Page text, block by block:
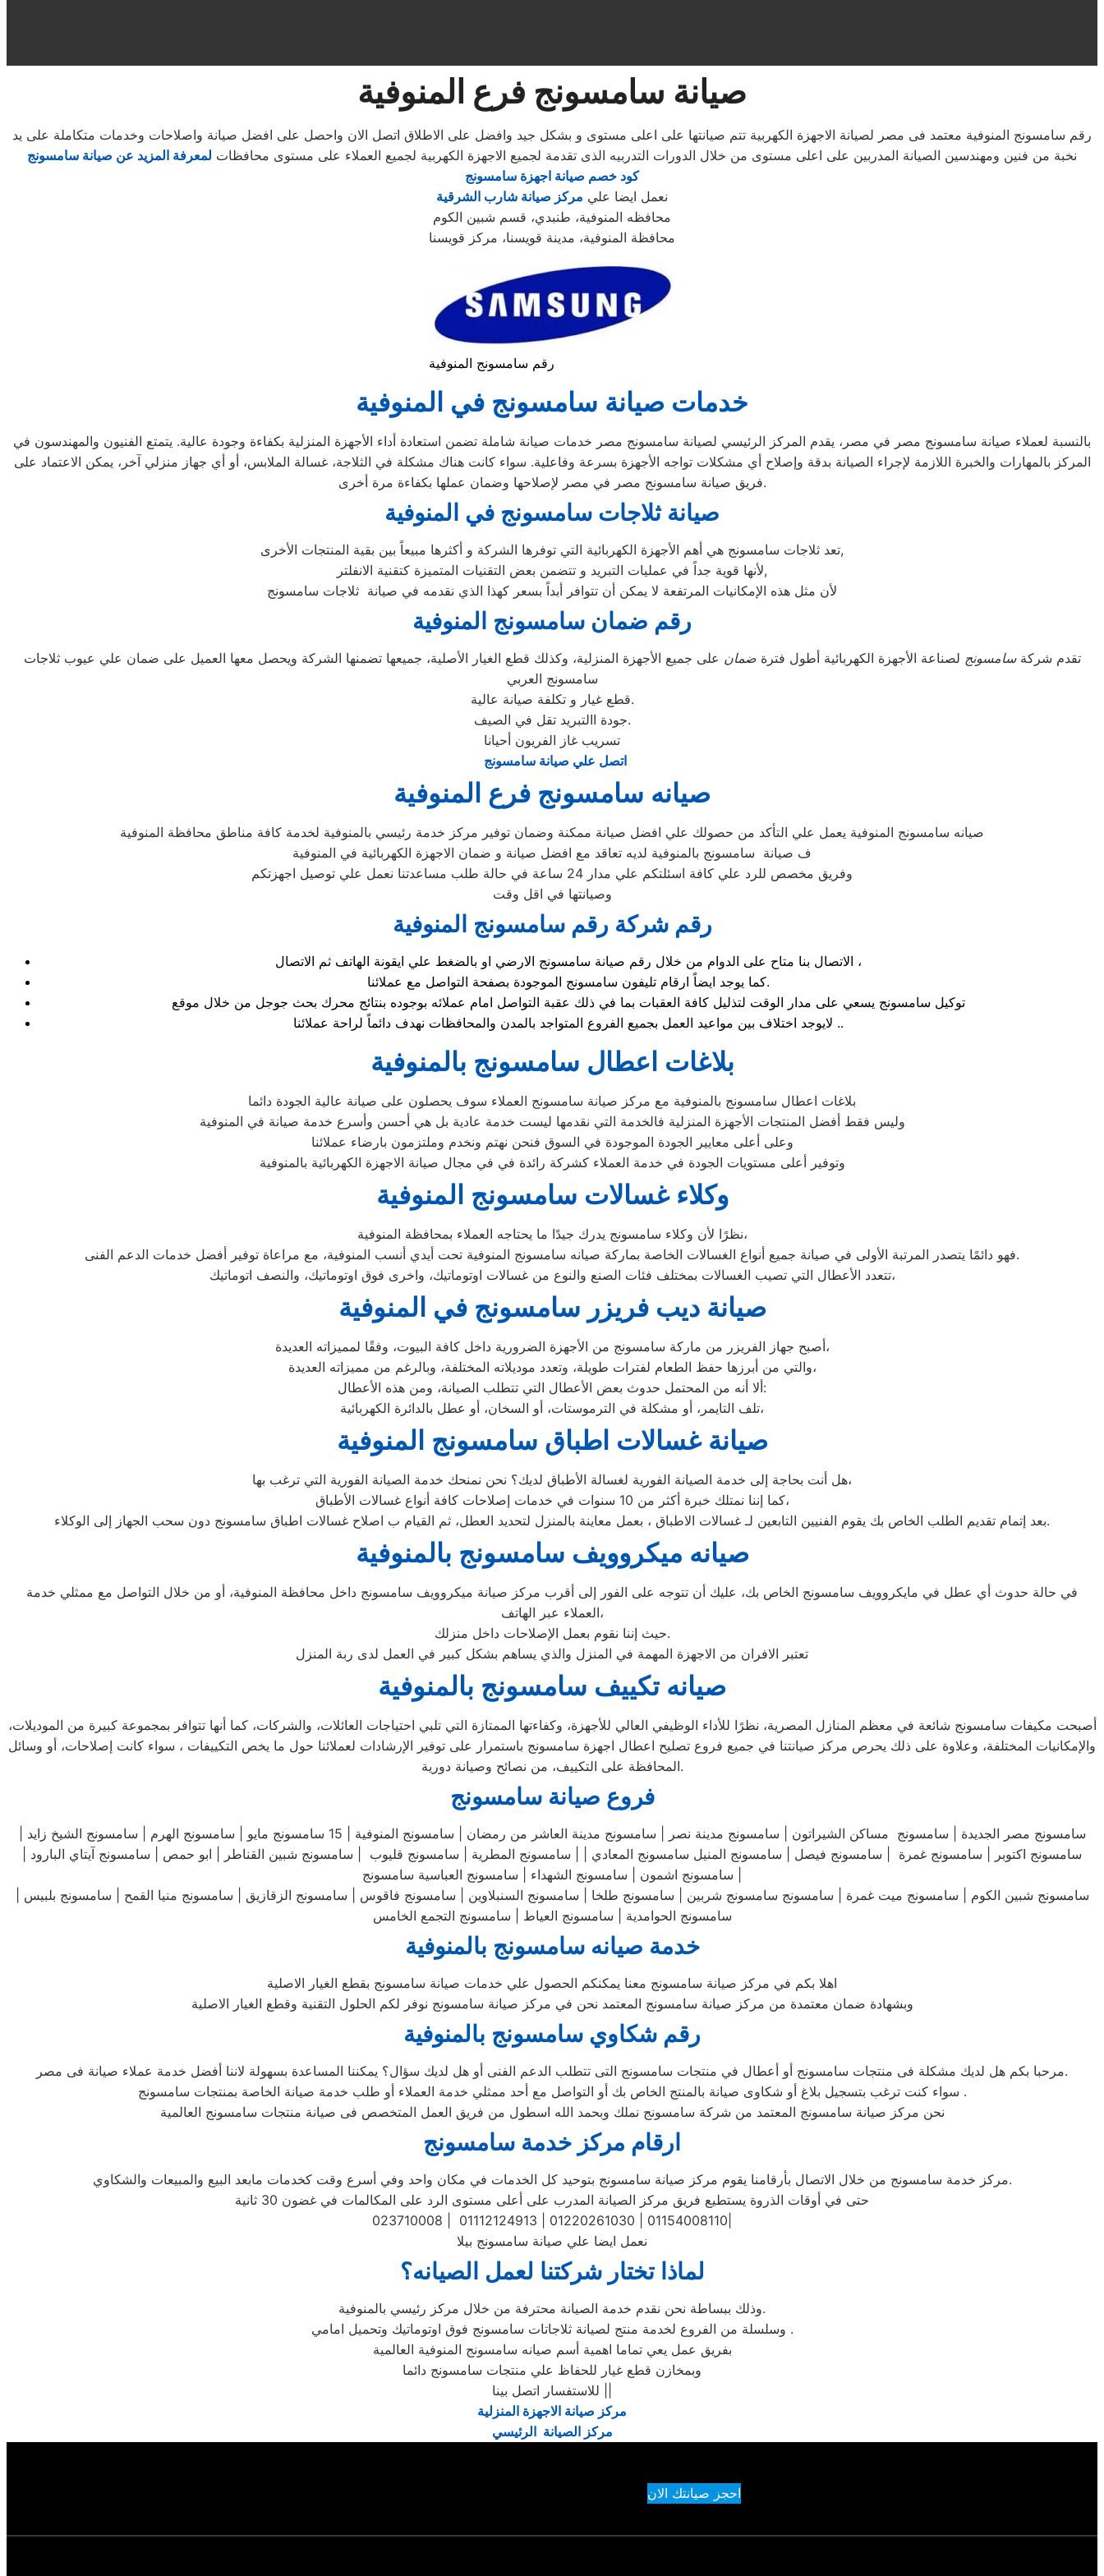
صيانة سامسونج فرع المنوفية
رقم سامسونج المنوفية معتمد فى مصر لصيانة الاجهزة الكهربية تتم صيانتها على اعلى مستوى و بشكل جيد وافضل على الاطلاق اتصل الان واحصل على افضل صيانة واصلاحات وخدمات متكاملة على يد
نخبة من فنين ومهندسين الصيانة المدربين على اعلى مستوى من خلال الدورات التدربيه الذى تقدمة لجميع الاجهزة الكهربية لجميع العملاء على مستوى محافظات لمعرفة المزيد عن صيانة سامسونج
كود خصم صيانة اجهزة سامسونج
نعمل ايضا علي مركز صيانة شارب الشرقية
محافظه المنوفية، طنبدي، قسم شبين الكوم
محافظة المنوفية، مدينة قويسنا، مركز قويسنا
رقم سامسونج المنوفية
خدمات صيانة سامسونج في المنوفية
بالنسبة لعملاء صيانة سامسونج مصر في مصر، يقدم المركز الرئيسي لصيانة سامسونج مصر خدمات صيانة شاملة تضمن استعادة أداء الأجهزة المنزلية بكفاءة وجودة عالية. يتمتع الفنيون والمهندسون في
المركز بالمهارات والخبرة اللازمة لإجراء الصيانة بدقة وإصلاح أي مشكلات تواجه الأجهزة بسرعة وفاعلية. سواء كانت هناك مشكلة في الثلاجة، غسالة الملابس، أو أي جهاز منزلي آخر، يمكن الاعتماد على
فريق صيانة سامسونج مصر في مصر لإصلاحها وضمان عملها بكفاءة مرة أخرى.
صيانة ثلاجات سامسونج في المنوفية
تعد ثلاجات سامسونج هي أهم الأجهزة الكهربائية التي توفرها الشركة و أكثرها مبيعاً بين بقية المنتجات الأخرى,
لأنها قوية جداً في عمليات التبريد و تتضمن بعض التقنيات المتميزة كتقنية الانفلتر,
لأن مثل هذه الإمكانيات المرتفعة لا يمكن أن تتوافر أبداً بسعر كهذا الذي نقدمه في صيانة ثلاجات سامسونج
رقم ضمان سامسونج المنوفية
تقدم شركةسامسونج لصناعة الأجهزة الكهربائية أطول فترةضمان على جميع الأجهزة المنزلية، وكذلك قطع الغيار الأصلية، جميعها تضمنها الشركة ويحصل معها العميل على ضمان علي عيوب ثلاجات
سامسونج العربي
قطع غيار و تكلفة صيانة عالية.
جودة االتبريد تقل في الصيف.
تسريب غاز الفريون أحيانا
اتصل علي صيانة سامسونج
صيانه سامسونج فرع المنوفية
صيانه سامسونج المنوفية يعمل علي التأكد من حصولك علي افضل صيانة ممكنة وضمان توفير مركز خدمة رئيسي بالمنوفية لخدمة كافة مناطق محافظة المنوفية
ف صيانة سامسونج بالمنوفية لديه تعاقد مع افضل صيانة و ضمان الاجهزة الكهربائية في المنوفية
وفريق مخصص للرد علي كافة اسئلتكم علي مدار 24 ساعة في حالة طلب مساعدتنا نعمل علي توصيل اجهزتكم
وصيانتها في اقل وقت
رقم شركة رقم سامسونج المنوفية
الاتصال بنا متاح على الدوام من خلال رقم صيانة سامسونج الارضي او بالضغط علي ايقونة الهاتف ثم الاتصال ،
كما يوجد ايضاً ارقام تليفون سامسونج الموجودة بصفحة التواصل مع عملائنا.
توكيل سامسونج يسعي على مدار الوقت لتذليل كافة العقبات بما في ذلك عقبة التواصل امام عملائه بوجوده بنتائج محرك بحث جوجل من خلال موقع
لايوجد اختلاف بين مواعيد العمل بجميع الفروع المتواجد بالمدن والمحافظات نهدف دائماً لراحة عملائنا ..
بلاغات اعطال سامسونج بالمنوفية
بلاغات اعطال سامسونج بالمنوفية مع مركز صيانة سامسونج العملاء سوف يحصلون على صيانة عالية الجودة دائما
وليس فقط أفضل المنتجات الأجهزة المنزلية فالخدمة التي نقدمها ليست خدمة عادية بل هي أحسن وأسرع خدمة صيانة في المنوفية
وعلى أعلى معايير الجودة الموجودة في السوق فنحن نهتم ونخدم وملتزمون بارضاء عملائنا
وتوفير أعلى مستويات الجودة في خدمة العملاء كشركة رائدة في في مجال صيانة الاجهزة الكهربائية بالمنوفية
وكلاء غسالات سامسونج المنوفية
نظرًا لأن وكلاء سامسونج يدرك جيدًا ما يحتاجه العملاء بمحافظة المنوفية،
فهو دائمًا يتصدر المرتبة الأولى في صيانة جميع أنواع الغسالات الخاصة بماركة صيانه سامسونج المنوفية تحت أيدي أنسب المنوفية، مع مراعاة توفير أفضل خدمات الدعم الفنى.
تتعدد الأعطال التي تصيب الغسالات بمختلف فئات الصنع والنوع من غسالات اوتوماتيك، واخرى فوق اوتوماتيك، والنصف اتوماتيك،
صيانة ديب فريزر سامسونج في المنوفية
أصبح جهاز الفريزر من ماركة سامسونج من الأجهزة الضرورية داخل كافة البيوت، وفقًا لمميزاته العديدة،
والتي من أبرزها حفظ الطعام لفترات طويلة، وتعدد موديلاته المختلفة، وبالرغم من مميزاته العديدة،
ألا أنه من المحتمل حدوث بعض الأعطال التي تتطلب الصيانة، ومن هذه الأعطال:
تلف التايمر، أو مشكلة في الترموستات، أو السخان، أو عطل بالدائرة الكهربائية،
صيانة غسالات اطباق سامسونج المنوفية
هل أنت بحاجة إلى خدمة الصيانة الفورية لغسالة الأطباق لديك؟ نحن نمنحك خدمة الصيانة الفورية التي ترغب بها،
كما إننا نمتلك خبرة أكثر من 10 سنوات في خدمات إصلاحات كافة أنواع غسالات الأطباق،
بعد إتمام تقديم الطلب الخاص بك يقوم الفنيين التابعين لـ غسالات الاطباق ، بعمل معاينة بالمنزل لتحديد العطل، ثم القيام ب اصلاح غسالات اطباق سامسونج دون سحب الجهاز إلى الوكلاء.
صيانه ميكروويف سامسونج بالمنوفية
في حالة حدوث أي عطل في مايكروويف سامسونج الخاص بك، عليك أن تتوجه على الفور إلى أقرب مركز صيانة ميكروويف سامسونج داخل محافظة المنوفية، أو من خلال التواصل مع ممثلي خدمة
العملاء عبر الهاتف،
حيث إننا نقوم بعمل الإصلاحات داخل منزلك.
تعتبر الافران من الاجهزة المهمة في المنزل والذي يساهم بشكل كبير في العمل لدى ربة المنزل
صيانه تكييف سامسونج بالمنوفية
أصبحت مكيفات سامسونج شائعة في معظم المنازل المصرية، نظرًا للأداء الوظيفي العالي للأجهزة، وكفاءتها الممتازة التي تلبي احتياجات العائلات، والشركات، كما أنها تتوافر بمجموعة كبيرة من الموديلات،
والإمكانيات المختلفة، وعلاوة على ذلك يحرص مركز صيانتنا في جميع فروع تصليح اعطال اجهزة سامسونج باستمرار على توفير الإرشادات لعملائنا حول ما يخص التكييفات ، سواء كانت إصلاحات، أو وسائل
المحافظة على التكييف، من نصائح وصيانة دورية.
فروع صيانة سامسونج
سامسونج مصر الجديدة | سامسونج مساكن الشيراتون | سامسونج مدينة نصر | سامسونج مدينة العاشر من رمضان | سامسونج المنوفية | 15 سامسونج مايو | سامسونج الهرم | سامسونج الشيخ زايد |
سامسونج اكتوبر | سامسونج غمرة | سامسونج فيصل | سامسونج المنيل سامسونج المعادي | | سامسونج المطرية | سامسونج قليوب | سامسونج شبين القناطر | ابو حمص | سامسونج آيتاي البارود |
سامسونج شبين الكوم | سامسونج ميت غمرة | سامسونج سامسونج شربين | سامسونج طلخا | سامسونج السنبلاوين | سامسونج فاقوس | سامسونج الزقازيق | سامسونج منيا القمح | سامسونج بلبيس |
سامسونج الحوامدية | سامسونج العياط | سامسونج التجمع الخامس
خدمة صيانه سامسونج بالمنوفية
اهلا بكم في مركز صيانة سامسونج معنا يمكنكم الحصول علي خدمات صيانة سامسونج بقطع الغيار الاصلية
وبشهادة ضمان معتمدة من مركز صيانة سامسونج المعتمد نحن في مركز صيانة سامسونج نوفر لكم الحلول التقنية وقطع الغيار الاصلية
رقم شكاوي سامسونج بالمنوفية
مرحبا بكم هل لديك مشكلة فى منتجات سامسونج أو أعطال في منتجات سامسونج التى تتطلب الدعم الفنى أو هل لديك سؤال؟ يمكننا المساعدة بسهولة لاننا أفضل خدمة عملاء صيانة فى مصر.
سواء كنت ترغب بتسجيل بلاغ أو شكاوى صيانة بالمنتج الخاص بك أو التواصل مع أحد ممثلي خدمة العملاء أو طلب خدمة صيانة الخاصة بمنتجات سامسونج .
نحن مركز صيانة سامسونج المعتمد من شركة سامسونج نملك وبحمد الله اسطول من فريق العمل المتخصص فى صيانة منتجات سامسونج العالمية
ارقام مركز خدمة سامسونج
مركز خدمة سامسونج من خلال الاتصال بأرقامنا يقوم مركز صيانة سامسونج بتوحيد كل الخدمات في مكان واحد وفي أسرع وقت كخدمات مابعد البيع والمبيعات والشكاوي.
حتى في أوقات الذروة يستطيع فريق مركز الصيانة المدرب على أعلى مستوى الرد على المكالمات في غضون 30 ثانية
023710008 | 01112124913 | 01220261030 | 01154008110|
نعمل ايضا علي صيانة سامسونج بيلا
لماذا تختار شركتنا لعمل الصيانه؟
وذلك ببساطة نحن نقدم خدمة الصيانة محترفة من خلال مركز رئيسي بالمنوفية.
وسلسلة من الفروع لخدمة منتج لصيانة ثلاجاتات سامسونج فوق اوتوماتيك وتحميل امامي .
بفريق عمل يعي تماما اهمية أسم صيانه سامسونج المنوفية العالمية
وبمخازن قطع غيار للحفاظ علي منتجات سامسونج دائما
مركز صيانة الاجهزة المنزلية
مركز الصيانة الرئيسي
احجز صيانتك الان